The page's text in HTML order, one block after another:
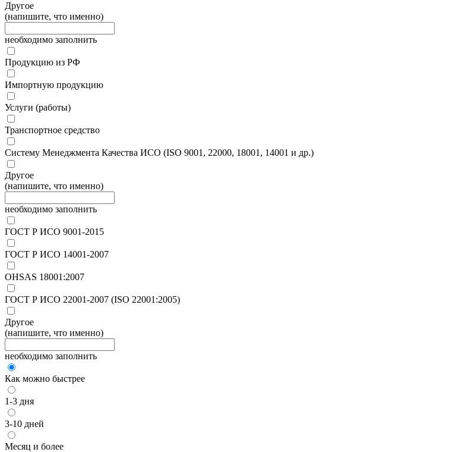
Другое
(напишите, что именно)
необходимо заполнить
Продукцию из РФ
Импортную продукцию
Услуги (работы)
Транспортное средство
Систему Менеджмента Качества ИСО (ISO 9001, 22000, 18001, 14001 и др.)
Другое
(напишите, что именно)
необходимо заполнить
ГОСТ Р ИСО 9001-2015
ГОСТ Р ИСО 14001-2007
OHSAS 18001:2007
ГОСТ Р ИСО 22001-2007 (ISO 22001:2005)
Другое
(напишите, что именно)
необходимо заполнить
Как можно быстрее
1-3 дня
3-10 дней
Месяц и более